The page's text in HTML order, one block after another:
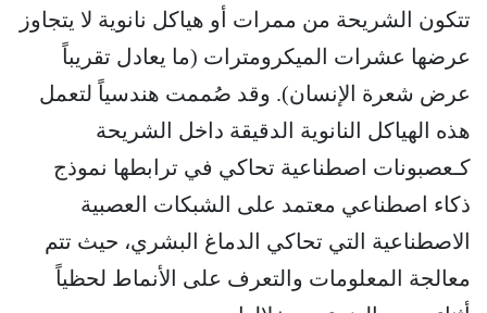
تتكون الشريحة من ممرات أو هياكل نانوية لا يتجاوز
عرضها عشرات الميكرومترات (ما يعادل تقريباً
عرض شعرة الإنسان). وقد صُممت هندسياً لتعمل
هذه الهياكل النانوية الدقيقة داخل الشريحة
كـعصبونات اصطناعية تحاكي في ترابطها نموذج
ذكاء اصطناعي معتمد على الشبكات العصبية
الاصطناعية التي تحاكي الدماغ البشري، حيث تتم
معالجة المعلومات والتعرف على الأنماط لحظياً